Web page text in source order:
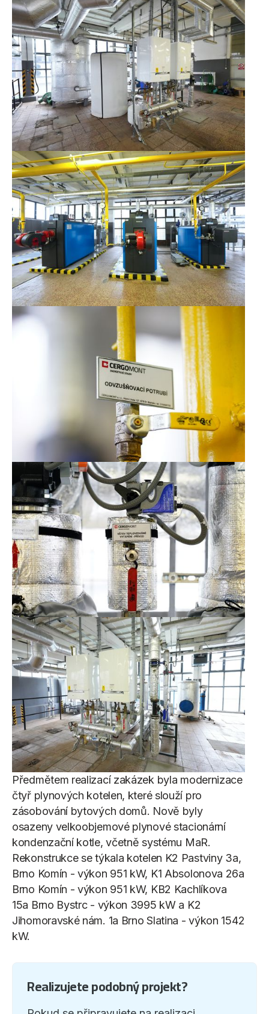
Předmětem realizací zakázek byla modernizace
čtyř plynových kotelen, které slouží pro
zásobování bytových domů. Nově byly
osazeny velkoobjemové plynové stacionární
kondenzační kotle, včetně systému MaR.
Rekonstrukce se týkala kotelen K2 Pastviny 3a,
Brno Komín - výkon 951 kW, K1 Absolonova 26a
Brno Komín - výkon 951 kW, KB2 Kachlíkova
15a Brno Bystrc - výkon 3995 kW a K2
Jihomoravské nám. 1a Brno Slatina - výkon 1542
kW.
Realizujete podobný projekt?